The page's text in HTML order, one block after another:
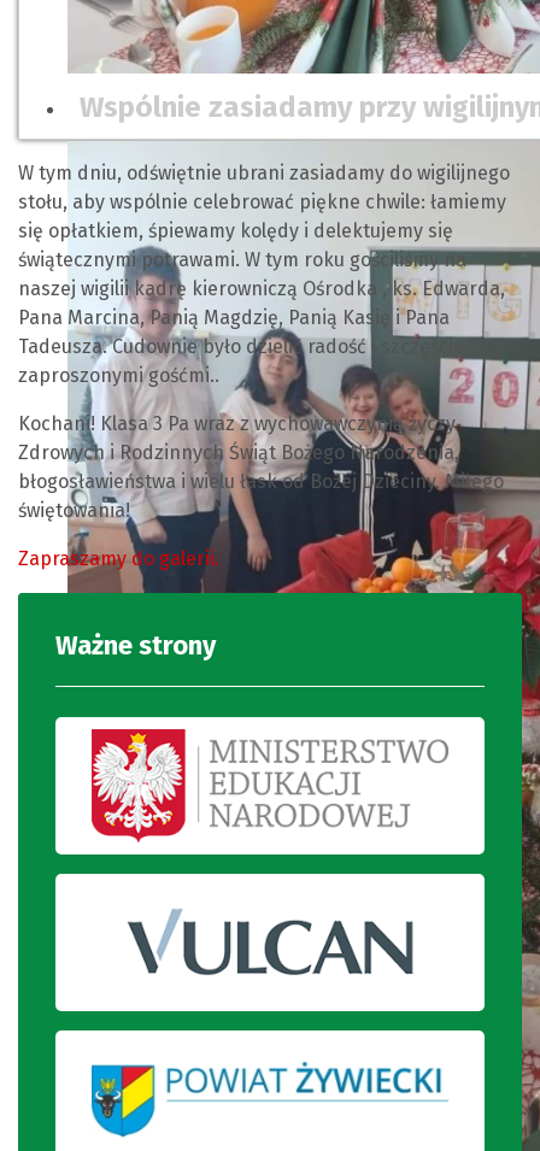
Wspólnie zasiadamy przy
W tym dniu, odświętnie ubrani zasiadamy do wigilijnego
stołu, aby wspólnie celebrować piękne chwile: łamiemy
się opłatkiem, śpiewamy kolędy i delektujemy się
świątecznymi potrawami. W tym roku gościliśmy na
naszej wigilii kadrę kierowniczą Ośrodka , ks. Edwarda,
Pana Marcina, Panią Magdzię, Panią Kasię i Pana
Tadeusza. Cudownie było dzielić radość i szczęście z
zaproszonymi gośćmi..
Kochani! Klasa 3 Pa wraz z wychowawczynią życzy
Zdrowych i Rodzinnych Świąt Bożego Narodzenia,
błogosławieństwa i wielu łask od Bożej Dzieciny. Miłego
świętowania!
Zapraszamy do galerii.
Ważne strony